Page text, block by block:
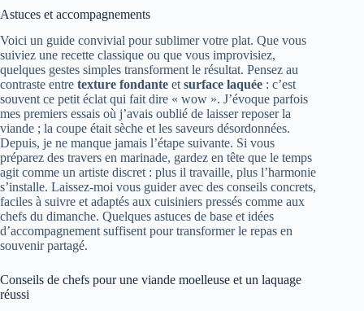
Astuces et accompagnements
Voici un guide convivial pour sublimer votre plat. Que vous
suiviez une recette classique ou que vous improvisiez,
quelques gestes simples transforment le résultat. Pensez au
contraste entre texture fondante etsurface laquée : c’est
souvent ce petit éclat qui fait dire « wow ». J’évoque parfois
mes premiers essais où j’avais oublié de laisser reposer la
viande ; la coupe était sèche et les saveurs désordonnées.
Depuis, je ne manque jamais l’étape suivante. Si vous
préparez des travers en marinade, gardez en tête que le temps
agit comme un artiste discret : plus il travaille, plus l’harmonie
s’installe. Laissez-moi vous guider avec des conseils concrets,
faciles à suivre et adaptés aux cuisiniers pressés comme aux
chefs du dimanche. Quelques astuces de base et idées
d’accompagnement suffisent pour transformer le repas en
souvenir partagé.
Conseils de chefs pour une viande moelleuse et un laquage
réussi